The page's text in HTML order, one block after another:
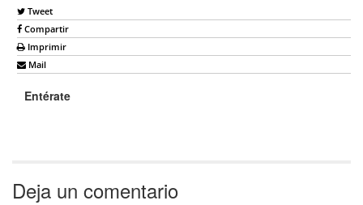
Tweet
Compartir
Imprimir
Mail
Entérate
Deja un comentario